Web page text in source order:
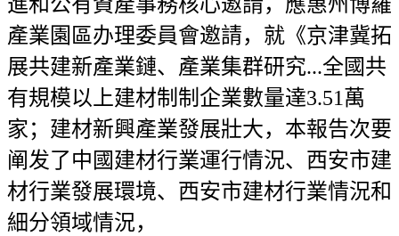
產業園區办理委員會邀請，就《京津冀拓
展共建新產業鏈、產業集群研究...全國共
有規模以上建材制制企業數量達3.51萬
家；建材新興產業發展壯大，本報告次要
阐发了中國建材行業運行情況、西安市建
材行業發展環境、西安市建材行業情況和
細分領域情況，